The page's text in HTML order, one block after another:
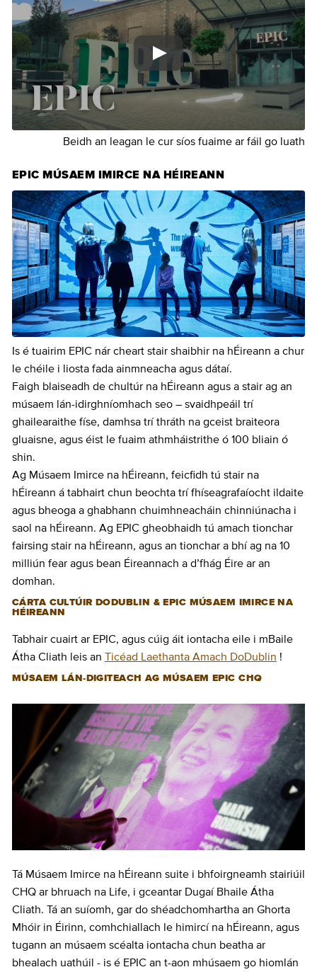
Beidh an leagan le cur síos fuaime ar fáil go luath
EPIC MÚSAEM IMIRCE NA HÉIREANN
Is é tuairim EPIC nár cheart stair shaibhir na hÉireann a chur
le chéile i liosta fada ainmneacha agus dátaí.
Faigh blaiseadh de chultúr na hÉireann agus a stair ag an
músaem lán-idirghníomhach seo – svaidhpeáil trí
ghailearaithe físe, damhsa trí thráth na gceist braiteora
gluaisne, agus éist le fuaim athmháistrithe ó 100 bliain ó
shin.
Ag Músaem Imirce na hÉireann, feicfidh tú stair na
hÉireann á tabhairt chun beochta trí fhíseagrafaíocht ildaite
agus bheoga a ghabhann chuimhneacháin chinniúnacha i
saol na hÉireann. Ag EPIC gheobhaidh tú amach tionchar
fairsing stair na hÉireann, agus an tionchar a bhí ag na 10
milliún fear agus bean Éireannach a d’fhág Éire ar an
domhan.
CÁRTA CULTÚIR DODUBLIN & EPIC MÚSAEM IMIRCE NA
HÉIREANN
Tabhair cuairt ar EPIC, agus cúig áit iontacha eile i mBaile
Átha Cliath leis an Ticéad Laethanta Amach DoDublin !
MÚSAEM LÁN-DIGITEACH AG MÚSAEM EPIC CHQ
Tá Músaem Imirce na hÉireann suite i bhfoirgneamh stairiúil
CHQ ar bhruach na Life, i gceantar Dugaí Bhaile Átha
Cliath. Tá an suíomh, gar do shéadchomhartha an Ghorta
Mhóir in Éirinn, comhchiallach le himircí na hÉireann, agus
tugann an músaem scéalta iontacha chun beatha ar
bhealach uathúil - is é EPIC an t-aon mhúsaem go hiomlán